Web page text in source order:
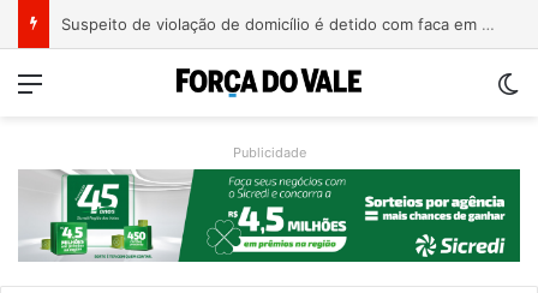
Suspeito de violação de domicílio é detido com faca em prédio de Estrela
Menu
Publicidade